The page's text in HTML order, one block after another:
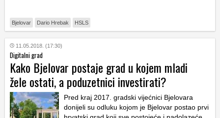
Bjelovar Dario Hrebak HSLS
11.05.2018. (17:30)
Digitalni grad
Kako Bjelovar postaje grad u kojem mladi
žele ostati, a poduzetnici investirati?
Pred kraj 2017. gradski vijećnici Bjelovara
donijeli su odluku kojom je Bjelovar postao prvi